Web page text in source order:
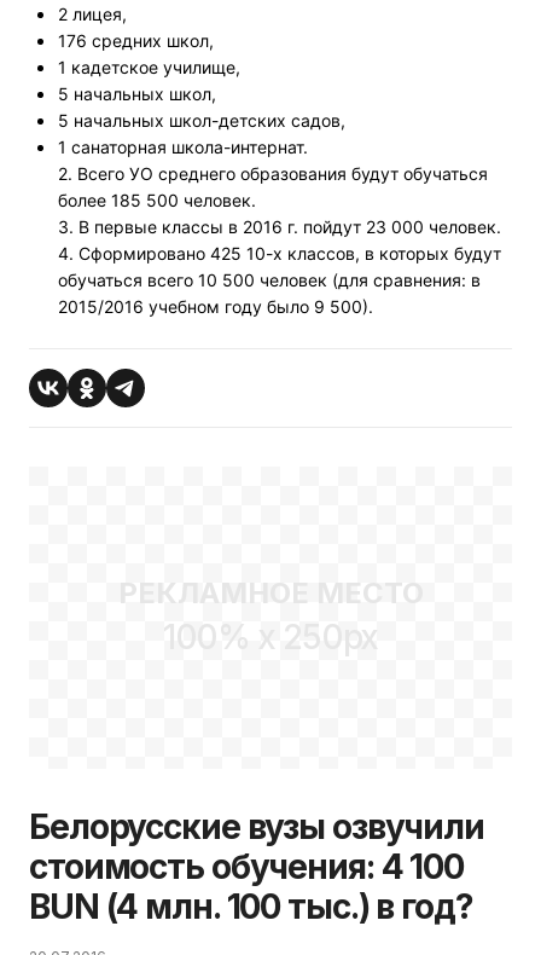
2 лицея,
176 средних школ,
1 кадетское училище,
5 начальных школ,
5 начальных школ-детских садов,
1 санаторная школа-интернат.
2. Всего УО среднего образования будут обучаться
более 185 500 человек.
3. В первые классы в 2016 г. пойдут 23 000 человек.
4. Сформировано 425 10-х классов, в которых будут
обучаться всего 10 500 человек (для сравнения: в
2015/2016 учебном году было 9 500).
РЕКЛАМНОЕ МЕСТО
100% x 250px
Белорусские вузы озвучили
стоимость обучения: 4 100
BUN (4 млн. 100 тыс.) в год?